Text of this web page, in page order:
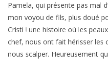
Pamela, qui présente pas mal
mon voyou de fils, plus doué
Cristi ! une histoire où les
chef, nous ont fait hérisser les
nous scalper. Heureusement